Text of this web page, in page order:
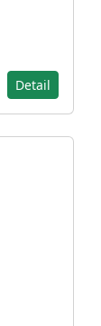
Detail